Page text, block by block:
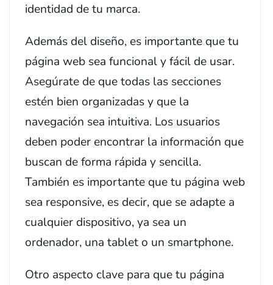
identidad de tu marca.
Además del diseño, es importante que tu
página web sea funcional y fácil de usar.
Asegúrate de que todas las secciones
estén bien organizadas y que la
navegación sea intuitiva. Los usuarios
deben poder encontrar la información que
buscan de forma rápida y sencilla.
También es importante que tu página web
sea responsive, es decir, que se adapte a
cualquier dispositivo, ya sea un
ordenador, una tablet o un smartphone.
Otro aspecto clave para que tu página